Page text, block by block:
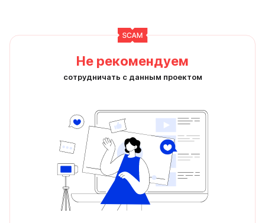
Не рекомендуем
сотрудничать с данным проектом